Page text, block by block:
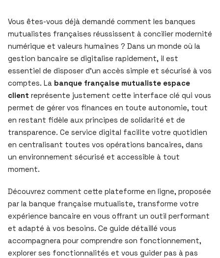
Vous êtes-vous déjà demandé comment les banques
mutualistes françaises réussissent à concilier modernité
numérique et valeurs humaines ? Dans un monde où la
gestion bancaire se digitalise rapidement, il est
essentiel de disposer d’un accès simple et sécurisé à vos
comptes. La banque française mutualiste espace
client représente justement cette interface clé qui vous
permet de gérer vos finances en toute autonomie, tout
en restant fidèle aux principes de solidarité et de
transparence. Ce service digital facilite votre quotidien
en centralisant toutes vos opérations bancaires, dans
un environnement sécurisé et accessible à tout
moment.
Découvrez comment cette plateforme en ligne, proposée
par la banque française mutualiste, transforme votre
expérience bancaire en vous offrant un outil performant
et adapté à vos besoins. Ce guide détaillé vous
accompagnera pour comprendre son fonctionnement,
explorer ses fonctionnalités et vous guider pas à pas